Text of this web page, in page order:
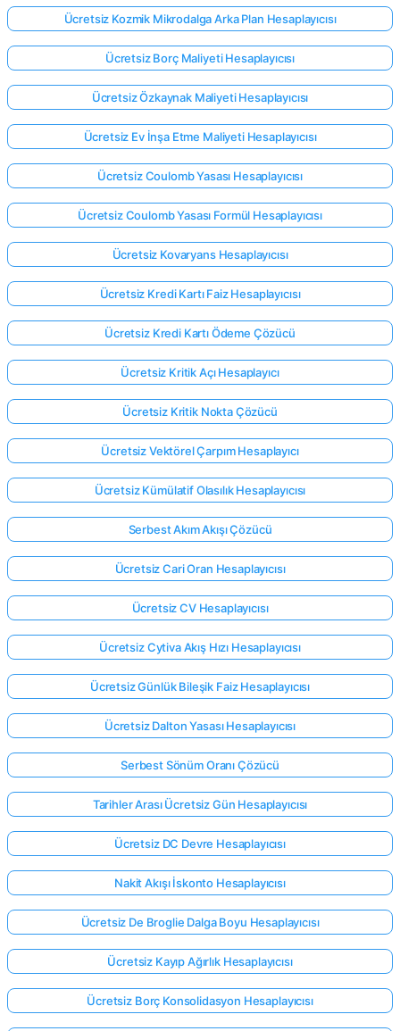
Ücretsiz Kozmik Mikrodalga Arka Plan Hesaplayıcısı
Ücretsiz Borç Maliyeti Hesaplayıcısı
Ücretsiz Özkaynak Maliyeti Hesaplayıcısı
Ücretsiz Ev İnşa Etme Maliyeti Hesaplayıcısı
Ücretsiz Coulomb Yasası Hesaplayıcısı
Ücretsiz Coulomb Yasası Formül Hesaplayıcısı
Ücretsiz Kovaryans Hesaplayıcısı
Ücretsiz Kredi Kartı Faiz Hesaplayıcısı
Ücretsiz Kredi Kartı Ödeme Çözücü
Ücretsiz Kritik Açı Hesaplayıcı
Ücretsiz Kritik Nokta Çözücü
Ücretsiz Vektörel Çarpım Hesaplayıcı
Ücretsiz Kümülatif Olasılık Hesaplayıcısı
Serbest Akım Akışı Çözücü
Ücretsiz Cari Oran Hesaplayıcısı
Ücretsiz CV Hesaplayıcısı
Ücretsiz Cytiva Akış Hızı Hesaplayıcısı
Ücretsiz Günlük Bileşik Faiz Hesaplayıcısı
Ücretsiz Dalton Yasası Hesaplayıcısı
Serbest Sönüm Oranı Çözücü
Tarihler Arası Ücretsiz Gün Hesaplayıcısı
Ücretsiz DC Devre Hesaplayıcısı
Nakit Akışı İskonto Hesaplayıcısı
Ücretsiz De Broglie Dalga Boyu Hesaplayıcısı
Ücretsiz Kayıp Ağırlık Hesaplayıcısı
Ücretsiz Borç Konsolidasyon Hesaplayıcısı